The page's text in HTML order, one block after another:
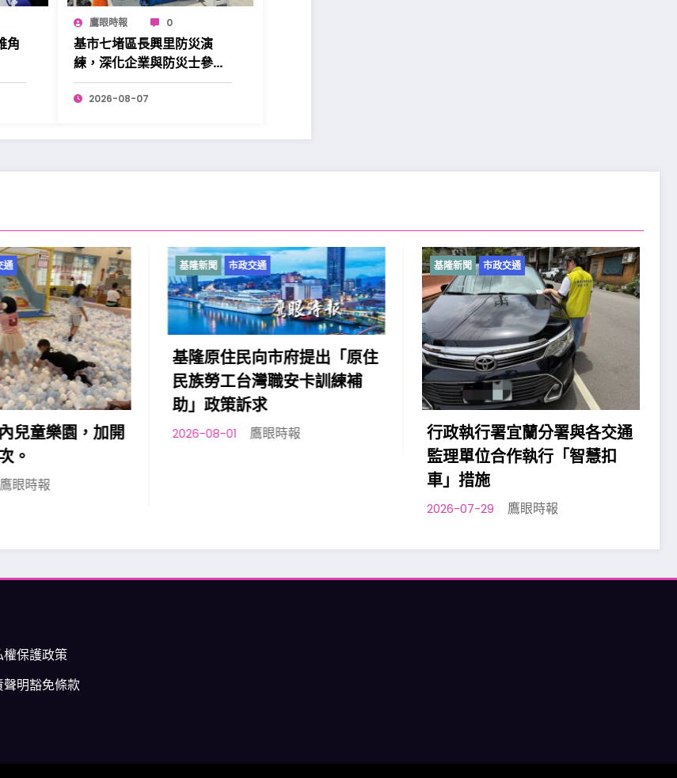
角
鷹眼時報 0
基市七堵區長興里防災演
練，深化企業與防災士參與
更添韌性。
2026-08-07
童樂園，加開
時報
基隆新聞 市政交通
基隆原住民向市府提出「原住
民族勞工台灣職安卡訓練補
助」政策訴求
2026-08-01 鷹眼時報
基隆新聞 市政交通
行政執行署宜蘭分署與各交通
監理單位合作執行「智慧扣
車」措施
2026-07-29 鷹眼時報
權保護政策
聲明豁免條款